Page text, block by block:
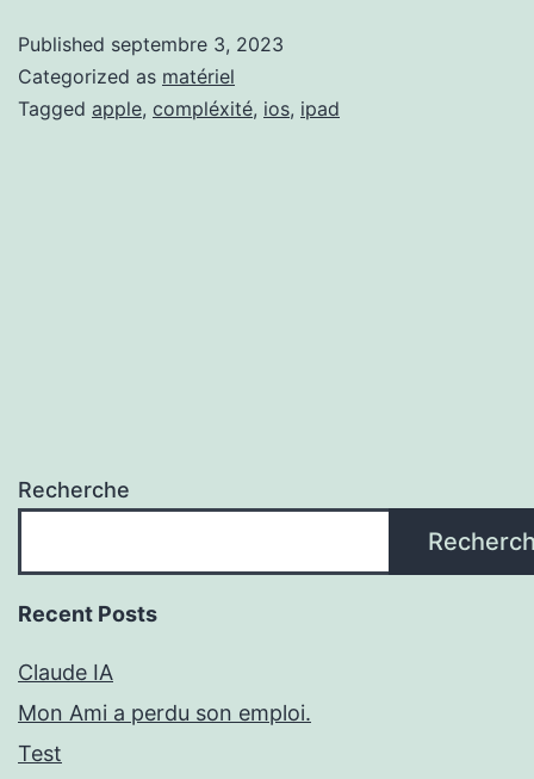
Published septembre 3, 2023
Categorized as matériel
Tagged apple, compléxité, ios, ipad
Recherche
Recent Posts
Claude IA
Mon Ami a perdu son emploi.
Test